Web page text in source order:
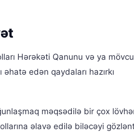
Hərəkəti Qanunu və ya
edən qaydaları hazırkı
məqsədilə bir çox
əlavə edilə biləcəyi